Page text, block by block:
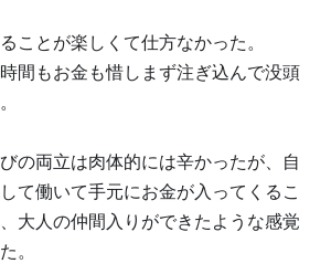
ことが楽しくて仕方なかった。
間もお金も惜しまず注ぎ込んで没頭
の両立は肉体的には辛かったが、自
て働いて手元にお金が入ってくるこ
大人の仲間入りができたような感覚
。